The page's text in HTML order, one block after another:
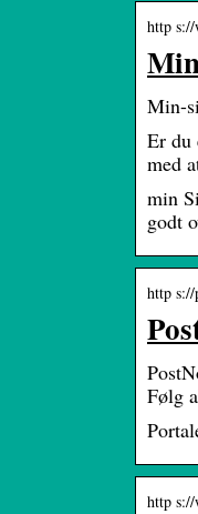
http
Min-
Er du
med
min
godt
http s://
Følg
http s://